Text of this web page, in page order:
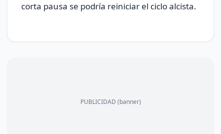
corta pausa se podría reiniciar el ciclo alcista.
PUBLICIDAD (banner)